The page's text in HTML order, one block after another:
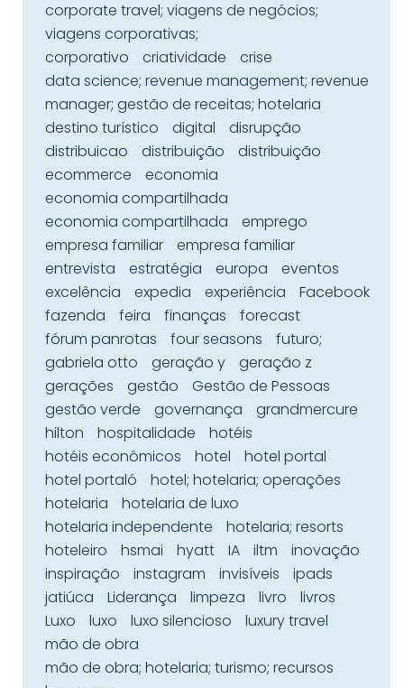
corporate travel; viagens de negócios;
viagens corporativas;
corporativo
criatividade
crise
data science; revenue management; revenue
manager; gestão de receitas; hotelaria
destino turístico
digital
disrupção
distribuicao
distribuição
distribuição
ecommerce
economia
economia compartilhada
economia compartilhada
emprego
empresa familiar
empresa familiar
entrevista
estratégia europa
eventos
excelência
expedia experiência
Facebook
fazenda
feira finanças
forecast
fórum panrotas
four seasons
futuro;
gabriela otto
geração y
geração z
gerações
gestão
Gestão de Pessoas
gestão verde
governança
grandmercure
hilton
hospitalidade
hotéis
hotéis econômicos
hotel
hotel portal
hotel portaló
hotel; hotelaria; operações
hotelaria
hotelaria de luxo
hotelaria independente
hotelaria; resorts
hoteleiro
hsmai hyatt IA iltm
inovação
inspiração
instagram invisíveis
ipads
jatiúca
Liderança limpeza livro
livros
Luxo
luxo luxo silencioso
luxury travel
mão de obra
mão de obra; hotelaria; turismo; recursos